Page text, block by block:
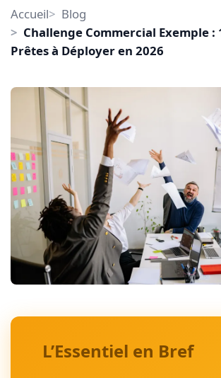
Accueil
Blog
Challenge Commercial Exemple :
Prêtes à Déployer en 2026
L’Essentiel en Bref